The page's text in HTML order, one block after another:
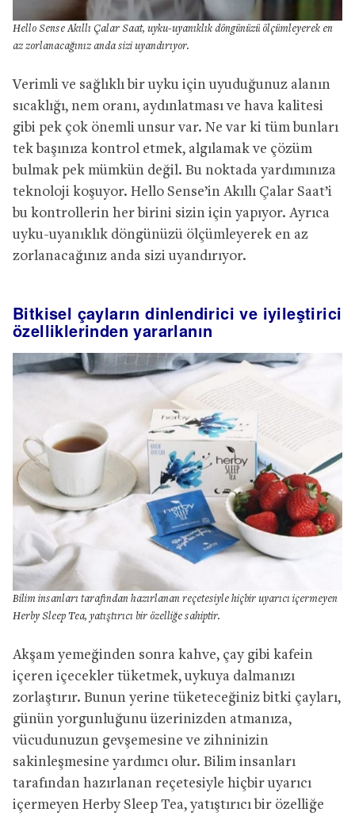
Hello Sense Akıllı Çalar Saat, uyku-uyanıklık döngünüzü ölçümleyerek en
az zorlanacağınız anda sizi uyandırıyor.
Verimli ve sağlıklı bir uyku için uyuduğunuz alanın
sıcaklığı, nem oranı, aydınlatması ve hava kalitesi
gibi pek çok önemli unsur var. Ne var ki tüm bunları
tek başınıza kontrol etmek, algılamak ve çözüm
bulmak pek mümkün değil. Bu noktada yardımınıza
teknoloji koşuyor. Hello Sense’in Akıllı Çalar Saat’i
bu kontrollerin her birini sizin için yapıyor. Ayrıca
uyku-uyanıklık döngünüzü ölçümleyerek en az
zorlanacağınız anda sizi uyandırıyor.
Bitkisel çayların dinlendirici ve iyileştirici
özelliklerinden yararlanın
Bilim insanları tarafından hazırlanan reçetesiyle hiçbir uyarıcı içermeyen
Herby Sleep Tea, yatıştırıcı bir özelliğe sahiptir.
Akşam yemeğinden sonra kahve, çay gibi kafein
içeren içecekler tüketmek, uykuya dalmanızı
zorlaştırır. Bunun yerine tüketeceğiniz bitki çayları,
günün yorgunluğunu üzerinizden atmanıza,
vücudunuzun gevşemesine ve zihninizin
sakinleşmesine yardımcı olur. Bilim insanları
tarafından hazırlanan reçetesiyle hiçbir uyarıcı
içermeyen Herby Sleep Tea, yatıştırıcı bir özelliğe